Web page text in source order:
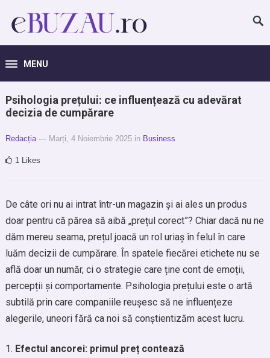
MENU
Psihologia prețului: ce influențează cu adevărat
decizia de cumpărare
Redacția — Marți, 4 Noiembrie 2025 in Business
1 Likes
De câte ori nu ai intrat într-un magazin și ai ales un produs
doar pentru că părea să aibă „prețul corect”? Chiar dacă nu ne
dăm mereu seama, prețul joacă un rol uriaș în felul în care
luăm decizii de cumpărare. În spatele fiecărei etichete nu se
află doar un număr, ci o strategie care ține cont de emoții,
percepții și comportamente. Psihologia prețului este o artă
subtilă prin care companiile reușesc să ne influențeze
alegerile, uneori fără ca noi să conștientizăm acest lucru.
Efectul ancorei: primul preț contează